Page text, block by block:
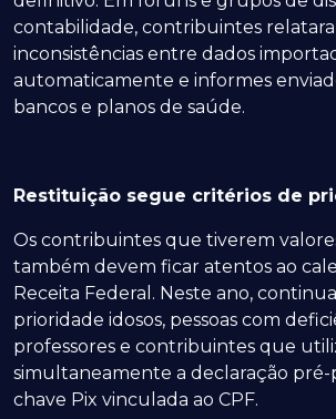
contabilidade, contribuintes
inconsistências entre dados
automaticamente e informes
bancos e planos de saúde.
Restituição segue critérios de
Os contribuintes que tiverem
também devem ficar atentos ao
Receita Federal. Neste ano,
prioridade idosos, pessoas com
professores e contribuintes que
simultaneamente a declaração pré-
chave Pix vinculada ao CPF.